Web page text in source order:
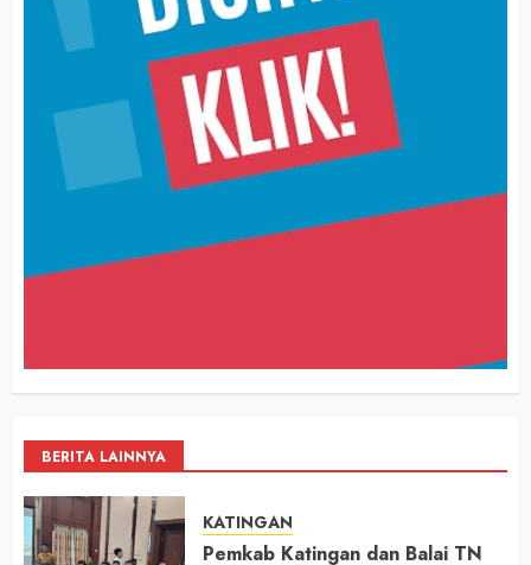
BERITA LAINNYA
KATINGAN
Pemkab Katingan dan Balai TN